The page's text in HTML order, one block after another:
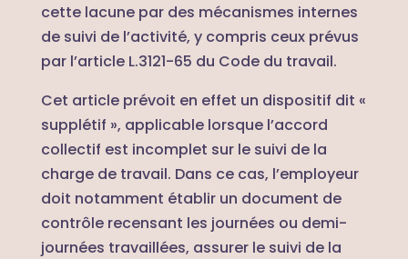
cette lacune par des mécanismes internes
de suivi de l’activité, y compris ceux prévus
par l’article L.3121-65 du Code du travail.
Cet article prévoit en effet un dispositif dit «
supplétif », applicable lorsque l’accord
collectif est incomplet sur le suivi de la
charge de travail. Dans ce cas, l’employeur
doit notamment établir un document de
contrôle recensant les journées ou demi-
journées travaillées, assurer le suivi de la